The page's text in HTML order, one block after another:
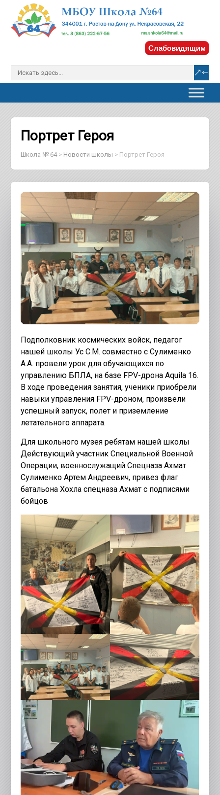
Слабовидящим
Портрет Героя
Школа № 64> Новости школы > Портрет Героя
Подполковник космических войск, педагог
нашей школы Ус С.М. совместно с Сулименко
А.А. провели урок для обучающихся по
управлению БПЛА, на базе FPV-дрона Aquila 16.
В ходе проведения занятия, ученики приобрели
навыки управления FPV-дроном, произвели
успешный запуск, полет и приземление
летательного аппарата.
Для школьного музея ребятам нашей школы
Действующий участник Специальной Военной
Операции, военнослужащий Спецназа Ахмат
Сулименко Артем Андреевич, привез флаг
батальона Хохла спецназа Ахмат с подписями
бойцов